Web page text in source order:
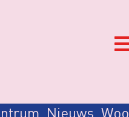
, Nieuws, Woo